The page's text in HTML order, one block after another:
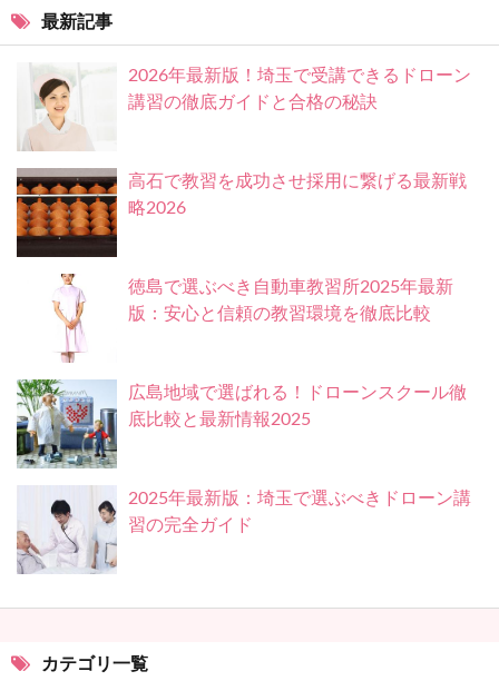
最新記事
2026年最新版！埼玉で受講できるドローン
講習の徹底ガイドと合格の秘訣
高石で教習を成功させ採用に繋げる最新戦
略2026
徳島で選ぶべき自動車教習所2025年最新
版：安心と信頼の教習環境を徹底比較
広島地域で選ばれる！ドローンスクール徹
底比較と最新情報2025
2025年最新版：埼玉で選ぶべきドローン講
習の完全ガイド
カテゴリ一覧